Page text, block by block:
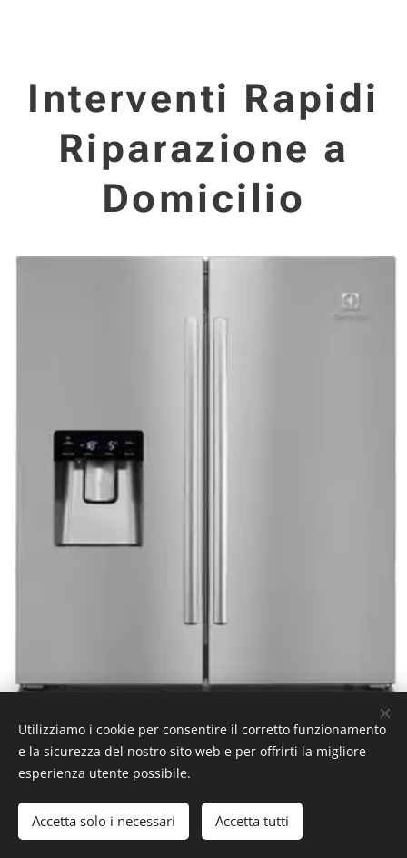
Interventi Rapidi
Riparazione a
Domicilio
Utilizziamo i cookie per consentire il corretto funzionamento
e la sicurezza del nostro sito web e per offrirti la migliore
esperienza utente possibile.
Accetta solo i necessari Accetta tutti